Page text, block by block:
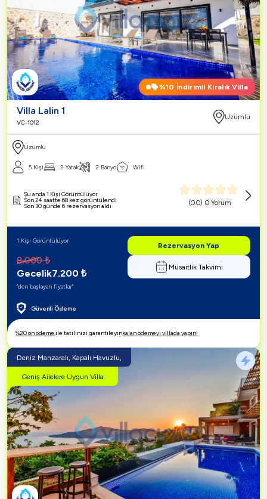
%10 İndirimli Kiralık Villa
Villa Lalin 1
VC-1012
Üzümlü
Üzümlü
5 Kişi 2 Yatak 2 Banyo Wifi
(0.0) 0 Yorum
Şu anda 1 Kişi Görüntülüyor
Son 24 saatte 68 kez görüntülendi
Son 30 günde 6 rezervasyon aldı
Güvenli Ödeme
8.000 ₺
Gecelik7.200 ₺
"den başlayan fiyatlar"
1 Kişi Görüntülüyor
Rezervasyon Yap
Müsaitlik Takvimi
%20 ön ödeme,ile tatilinizi garantileyinkalan ödemeyi villada yapın!
Deniz Manzaralı, Kapalı Havuzlu,
Geniş Ailelere Uygun Villa